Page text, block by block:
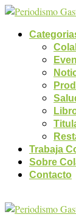
Trabaja
Sobre
Contacto